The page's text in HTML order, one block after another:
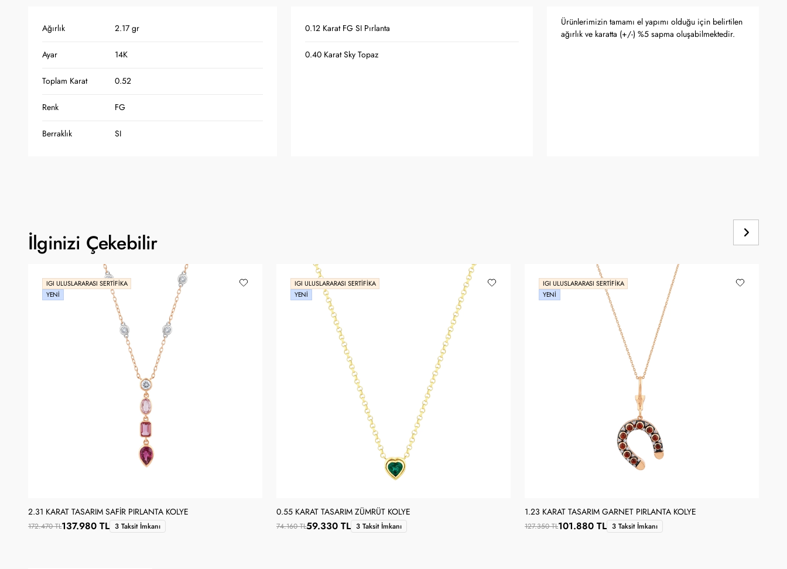
Ağırlık 2.17 gr
Ayar 14K
Toplam Karat 0.52
Renk FG
Berraklık SI
0.12 Karat FG SI Pırlanta
0.40 Karat Sky Topaz
Ürünlerimizin tamamı el yapımı olduğu için belirtilen
ağırlık ve karatta (+/-) %5 sapma oluşabilmektedir.
İlginizi Çekebilir
IGI ULUSLARARASI SERTIFIKA
YENI
2.31 KARAT TASARIM SAFIR PIRLANTA KOLYE
172.470 TL137.980 TL 3 Taksit İmkanı
IGI ULUSLARARASI SERTIFIKA
YENI
0.55 KARAT TASARIM ZÜMRÜT KOLYE
74.160 TL59.330 TL 3 Taksit İmkanı
IGI ULUSLARARASI SERTIFIKA
YENI
1.23 KARAT TASARIM GARNET PIRLANTA KOLYE
127.350 TL101.880 TL 3 Taksit İmkanı